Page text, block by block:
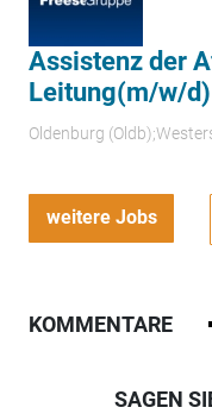
Assistenz der
Leitung(m/w/
Oldenburg
weitere Jobs
KOMMENTARE
SAGEN